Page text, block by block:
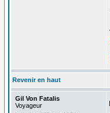
Revenir en haut
Gil Von Fatalis
Voyageur